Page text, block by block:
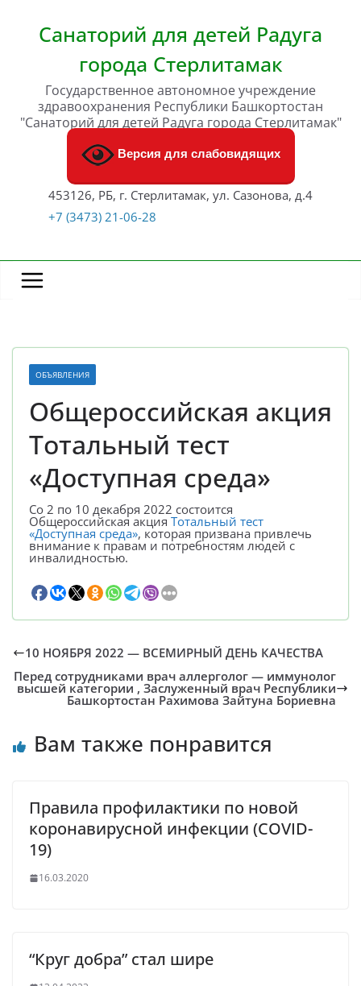
содержимомуСанаторий для детей Радуга
города Стерлитамак
Государственное автономное учреждение
здравоохранения Республики Башкортостан
"Санаторий для детей Радуга города Стерлитамак"
Версия для слабовидящих
453126, РБ, г. Стерлитамак, ул. Сазонова, д.4
+7 (3473) 21-06-28
ОБЪЯВЛЕНИЯ
Общероссийская акция
Тотальный тест
«Доступная среда»
Со 2 по 10 декабря 2022 состоится
Общероссийская акция Тотальный тест
«Доступная среда», которая призвана привлечь
внимание к правам и потребностям людей с
инвалидностью.
10 НОЯБРЯ 2022 — ВСЕМИРНЫЙ ДЕНЬ КАЧЕСТВА
Перед сотрудниками врач аллерголог — иммунолог
высшей категории , Заслуженный врач Республики
Башкортостан Рахимова Зайтуна Бориевна
Вам также понравится
Правила профилактики по новой
коронавирусной инфекции (COVID-
19)
16.03.2020
“Круг добра” стал шире